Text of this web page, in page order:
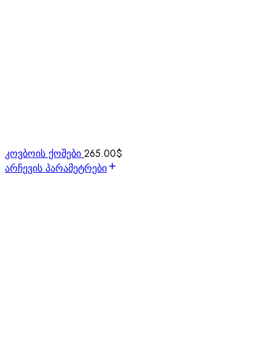
კოვბოის ქოშები 265.00$
არჩევის პარამეტრები